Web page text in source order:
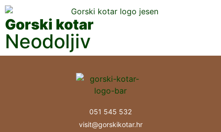
Gorski kotar
Neodoljiv
051 545 532
visit@gorskikotar.hr